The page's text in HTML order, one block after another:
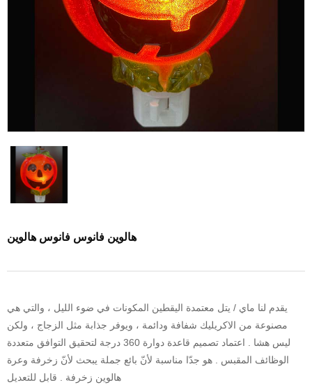
هالوين فانوس فانوس هالوين
يقدم لنا ماي / يتل معتمدة اليقطين المكونات في ضوء الليل ، والتي هي
مصنوعة من الاكريليك شفافة ودائمة ، ويوفر جذابة مثل الزجاج ، ولكن
ليس هشا . اعتماد تصميم قاعدة دوارة 360 درجة لتحقيق التوافق متعددة
الوظائف المقبس . هو جدّا مناسبة لأنّ بائع جملة يبحث لأنّ زخرفة وعرة
هالوين زخرفة . قابل للتعديل